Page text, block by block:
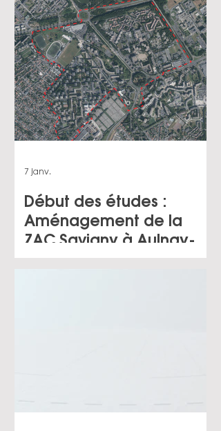
à Chevilly Larue (94) pour
le compte de CDC
Habitat
Début des études :
Aménagement de la
ZAC Savigny à Aulnay-
sous-Bois (93) pour le
7 janv.